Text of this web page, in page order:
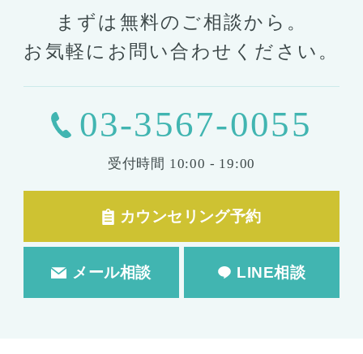
まずは無料のご相談から。
お気軽にお問い合わせください。
03-3567-0055
受付時間 10:00 - 19:00
カウンセリング予約
メール相談 LINE相談